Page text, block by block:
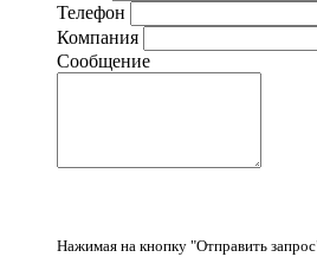
Телефон
Компания
Сообщение
Нажимая на кнопку "Отправить